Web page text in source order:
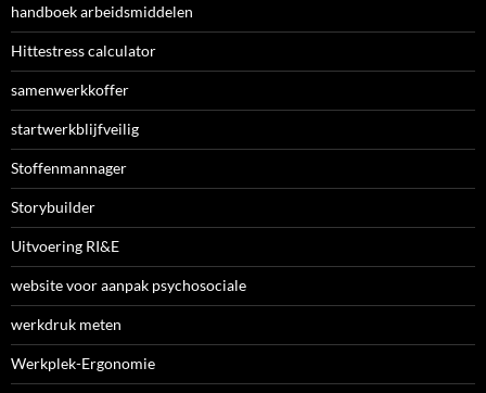
handboek arbeidsmiddelen
Hittestress calculator
samenwerkkoffer
startwerkblijfveilig
Stoffenmannager
Storybuilder
Uitvoering RI&E
website voor aanpak psychosociale
werkdruk meten
Werkplek-Ergonomie